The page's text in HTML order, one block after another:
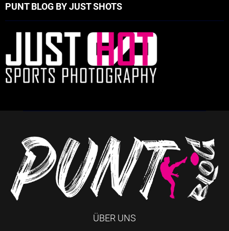
PUNT BLOG BY JUST SHOTS
ÜBER UNS